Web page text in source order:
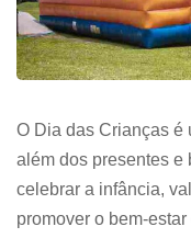
O Dia das Crianças é
além dos presentes e
celebrar a infância,
promover o bem-